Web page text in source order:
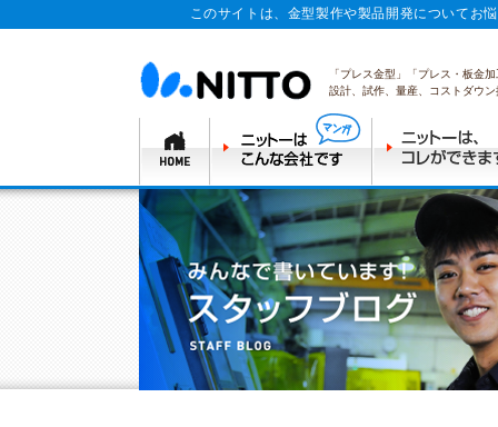
このサイトは、金型製作や製品開発についてお
「プレス金型」「プレス・板金
設計、試作、量産、コストダウ